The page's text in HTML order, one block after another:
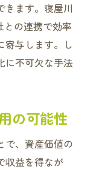
きます。寝屋川
の連携で効率
寄与します。し
に不可欠な手法
の可能性
で、資産価値の
収益を得なが